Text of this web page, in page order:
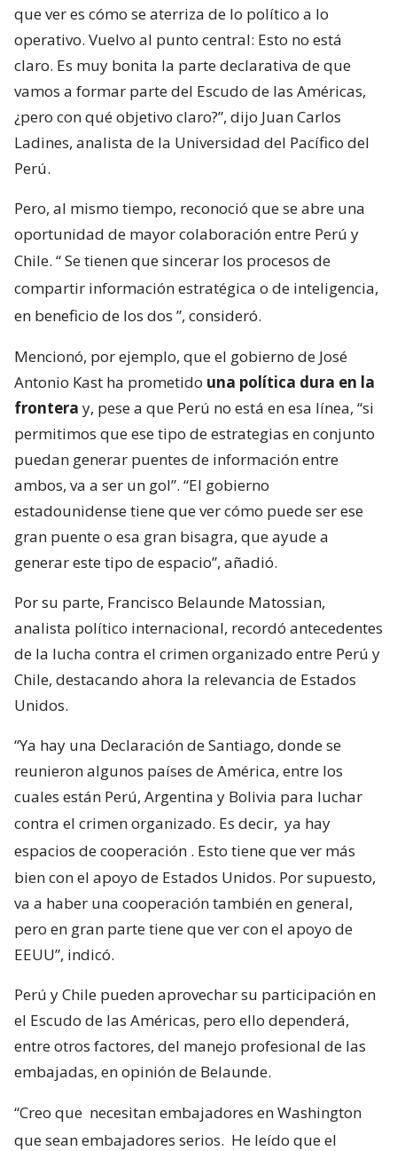
que ver es cómo se aterriza de lo político a lo
operativo. Vuelvo al punto central: Esto no está
claro. Es muy bonita la parte declarativa de que
vamos a formar parte del Escudo de las Américas,
¿pero con qué objetivo claro?”, dijo Juan Carlos
Ladines, analista de la Universidad del Pacífico del
Perú.
Pero, al mismo tiempo, reconoció que se abre una
oportunidad de mayor colaboración entre Perú y
Chile. “Se tienen que sincerar los procesos de
compartir información estratégica o de inteligencia,
en beneficio de los dos ”, consideró.
Mencionó, por ejemplo, que el gobierno de José
Antonio Kast ha prometido una política dura en la
frontera y, pese a que Perú no está en esa línea, “si
permitimos que ese tipo de estrategias en conjunto
puedan generar puentes de información entre
ambos, va a ser un gol”. “El gobierno
estadounidense tiene que ver cómo puede ser ese
gran puente o esa gran bisagra, que ayude a
generar este tipo de espacio”, añadió.
Por su parte, Francisco Belaunde Matossian,
analista político internacional, recordó antecedentes
de la lucha contra el crimen organizado entre Perú y
Chile, destacando ahora la relevancia de Estados
Unidos.
“Ya hay una Declaración de Santiago, donde se
reunieron algunos países de América, entre los
cuales están Perú, Argentina y Bolivia para luchar
contra el crimen organizado. Es decir, ya hay
espacios de cooperación . Esto tiene que ver más
bien con el apoyo de Estados Unidos. Por supuesto,
va a haber una cooperación también en general,
pero en gran parte tiene que ver con el apoyo de
EEUU”, indicó.
Perú y Chile pueden aprovechar su participación en
el Escudo de las Américas, pero ello dependerá,
entre otros factores, del manejo profesional de las
embajadas, en opinión de Belaunde.
“Creo que necesitan embajadores en Washington
que sean embajadores serios. He leído que el